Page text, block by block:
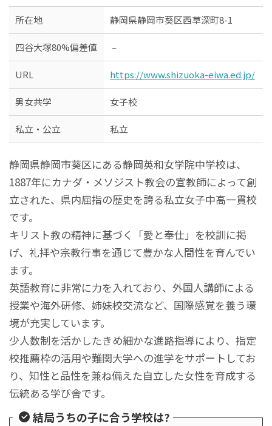
所在地 静岡県静岡市葵区西草深町8-1
四谷大塚80%偏差値 –
URL https://www.shizuoka-eiwa.ed.jp/
男女共学 女子校
私立・公立 私立
静岡県静岡市葵区にある静岡英和女学院中学校は、
1887年にカナダ・メソジスト教会の宣教師によって創
立された、県内屈指の歴史を誇る私立女子中高一貫校
です。
キリスト教の精神に基づく「愛と奉仕」を校訓に掲
げ、礼拝や宗教行事を通じて豊かな人間性を育んでい
ます。
英語教育に非常に力を入れており、外国人講師による
授業や海外研修、姉妹校交流など、国際感覚を養う環
境が充実しています。
少人数制を活かしたきめ細かな進路指導により、指定
校推薦枠の活用や難関大学への進学をサポートしてお
り、知性と品性を兼ね備えた自立した女性を育成する
伝統ある学び舎です。
結局うちの子に合う学校は?